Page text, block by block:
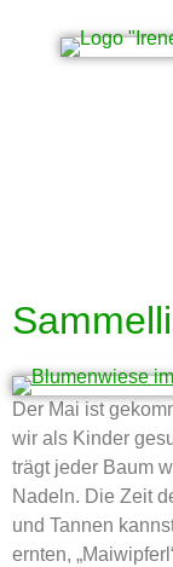
Der Mai ist
wir als Kinder
trägt jeder Baum
Nadeln. Die Zeit
und Tannen
ernten,